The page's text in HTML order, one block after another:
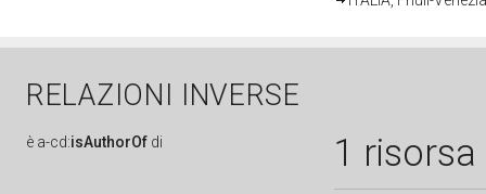
RELAZIONI INVERSE
è a-cd:isAuthorOf di 1 risorsa